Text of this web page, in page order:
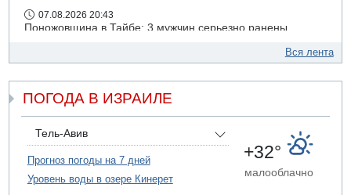
07.08.2026 20:43
Поножовщина в Тайбе: 3 мужчин серьезно ранены
Ynet: "Хизбалла" запустила БПЛА со взрывчаткой по
07.08.2026 19:16
ДТП в Ашдоде: тяжело ранены двое маленьких детей
07.08.2026 19:14
Скончался водитель, врезавшийся в стену в
Иерусалиме
07.08.2026 17:57
Вся лента
ПОГОДА В ИЗРАИЛЕ
Тель-Авив
Прогноз погоды на 7 дней
Уровень воды в озере Кинерет
+32°
малооблачно